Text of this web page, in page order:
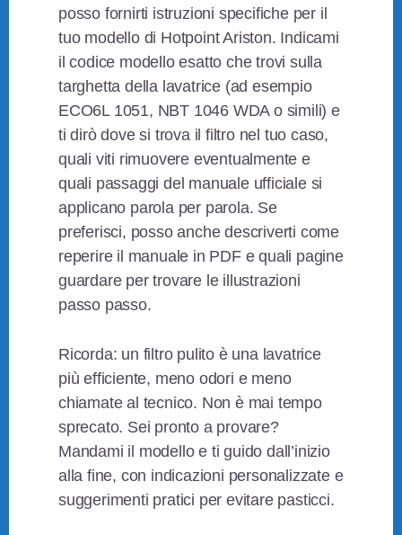
posso fornirti istruzioni specifiche per il
tuo modello di Hotpoint Ariston. Indicami
il codice modello esatto che trovi sulla
targhetta della lavatrice (ad esempio
ECO6L 1051, NBT 1046 WDA o simili) e
ti dirò dove si trova il filtro nel tuo caso,
quali viti rimuovere eventualmente e
quali passaggi del manuale ufficiale si
applicano parola per parola. Se
preferisci, posso anche descriverti come
reperire il manuale in PDF e quali pagine
guardare per trovare le illustrazioni
passo passo.
Ricorda: un filtro pulito è una lavatrice
più efficiente, meno odori e meno
chiamate al tecnico. Non è mai tempo
sprecato. Sei pronto a provare?
Mandami il modello e ti guido dall’inizio
alla fine, con indicazioni personalizzate e
suggerimenti pratici per evitare pasticci.